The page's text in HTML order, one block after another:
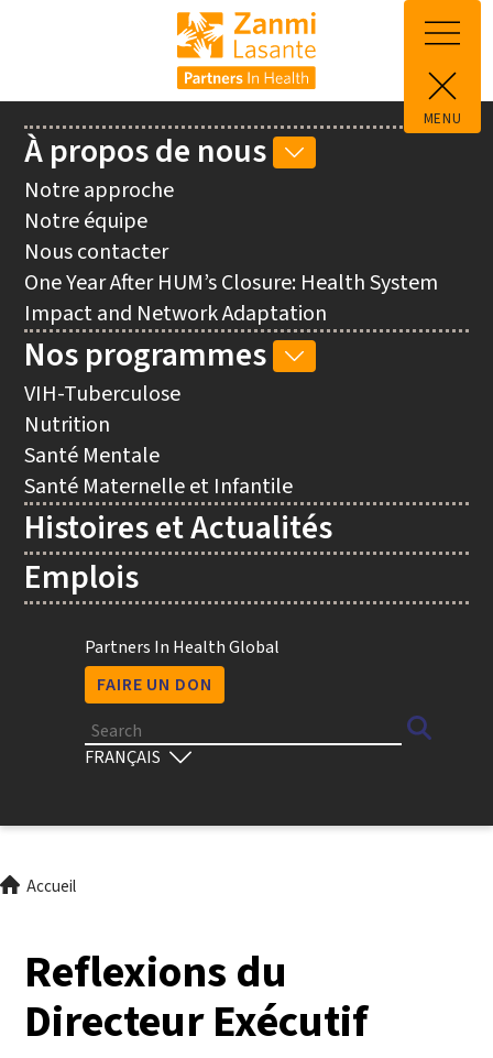
Aller au contenu principal
MENU
Utility
Partners In Health Global
FAIRE UN DON
Search
Select
Main
navigation
À propos de nous
SOUS-
DE
NOUS
Notre approche
Notre équipe
Nous contacter
One Year After HUM’s Closure: Health System
Impact and Network Adaptation
Nos programmes
SOUS-
VIH-Tuberculose
Nutrition
Santé Mentale
Santé Maternelle et Infantile
Histoires et Actualités
Emplois
FilAccueil
Reflexions du
Directeur Exécutif